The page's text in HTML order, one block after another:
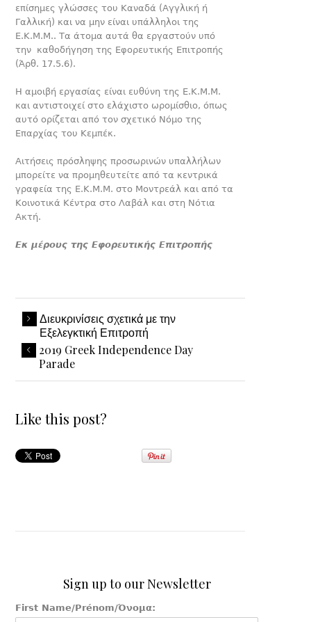
επίσημες γλώσσες του Καναδά (Αγγλική ή
Γαλλική) και να μην είναι υπάλληλοι της
Ε.Κ.Μ.Μ.. Τα άτομα αυτά θα εργαστούν υπό
την καθοδήγηση της Εφορευτικής Επιτροπής
(Άρθ. 17.5.6).
Η αμοιβή εργασίας είναι ευθύνη της Ε.Κ.Μ.Μ.
και αντιστοιχεί στο ελάχιστο ωρομίσθιο, όπως
αυτό ορίζεται από τον σχετικό Νόμο της
Επαρχίας του Κεμπέκ.
Αιτήσεις πρόσληψης προσωρινών υπαλλήλων
μπορείτε να προμηθευτείτε από τα κεντρικά
γραφεία της Ε.Κ.Μ.Μ. στο Μοντρεάλ και από τα
Κοινοτικά Κέντρα στο Λαβάλ και στη Νότια
Ακτή.
Εκ μέρους της Εφορευτικής Επιτροπής
Διευκρινίσεις σχετικά με την
Εξελεγκτική Επιτροπή
2019 Greek Independence Day
Parade
Like this post?
Sign up to our Newsletter
First Name/Prénom/Όνομα: